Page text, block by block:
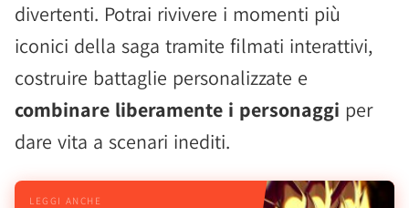
divertenti. Potrai rivivere i momenti più
iconici della saga tramite filmati interattivi,
costruire battaglie personalizzate e
combinare liberamente i personaggi per
dare vita a scenari inediti.